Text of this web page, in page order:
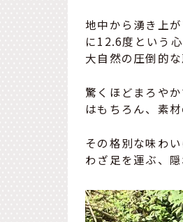
地中から湧き上
に12.6度という
大自然の圧倒的
驚くほどまろや
はもちろん、素
その格別な味わ
わざ足を運ぶ、